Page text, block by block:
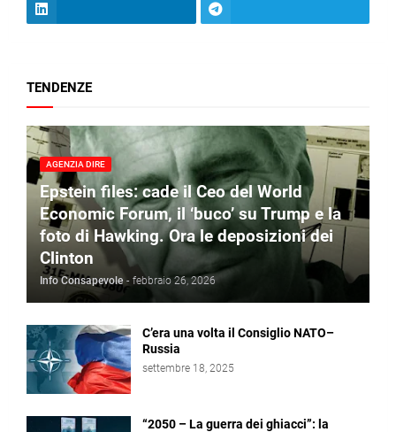
TENDENZE
AGENZIA DIRE
Epstein files: cade il Ceo del World
Economic Forum, il ‘buco’ su Trump e la
foto di Hawking. Ora le deposizioni dei
Clinton
Info Consapevole - febbraio 26, 2026
C’era una volta il Consiglio NATO–
Russia
settembre 18, 2025
“2050 – La guerra dei ghiacci”: la